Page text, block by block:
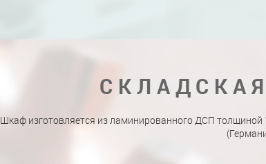
Шкаф изготовляется из ламинированного ДСП